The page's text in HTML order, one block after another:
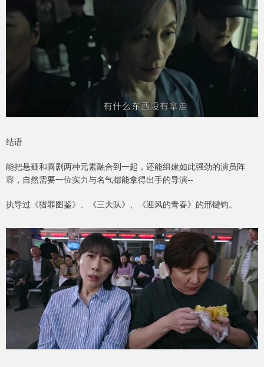
结语
能把悬疑和喜剧两种元素融合到一起，还能组建如此强劲的演员阵
容，自然需要一位实力与名气都能拿得出手的导演--
执导过《猎罪图鉴》、《三大队》、《迎风的青春》的邢键钧。